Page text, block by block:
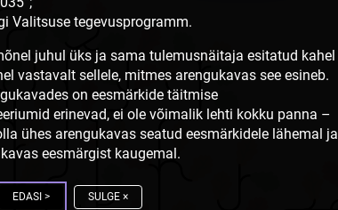
Valitsuse tegevusprogramm.
juhul üks ja sama tulemusnäitaja esitatud kahel
vastavalt sellele, mitmes arengukavas see esineb.
on eesmärkide täitmise
erinevad, ei ole võimalik lehti kokku panna –
ühes arengukavas seatud eesmärkidele lähemal ja
eesmärgist kaugemal.
EDASI > SULGE ×